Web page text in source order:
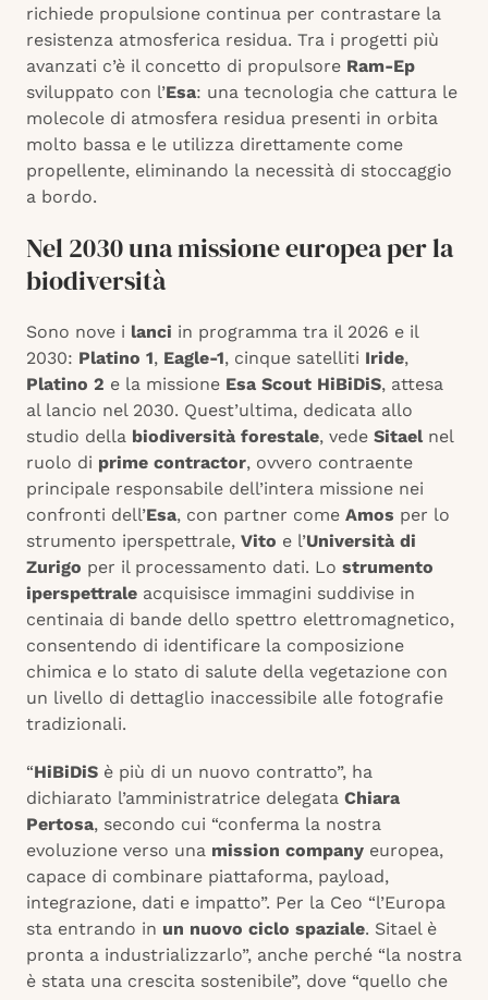
richiede propulsione continua per contrastare la
resistenza atmosferica residua. Tra i progetti più
avanzati c’è il concetto di propulsore Ram-Ep
sviluppato con l’Esa: una tecnologia che cattura le
molecole di atmosfera residua presenti in orbita
molto bassa e le utilizza direttamente come
propellente, eliminando la necessità di stoccaggio
a bordo.
Nel 2030 una missione europea per la
biodiversità
Sono nove i lanci in programma tra il 2026 e il
2030: Platino 1, Eagle-1, cinque satelliti Iride,
Platino 2 e la missione Esa Scout HiBiDiS, attesa
al lancio nel 2030. Quest’ultima, dedicata allo
studio della biodiversità forestale, vede Sitaelnel
ruolo di prime contractor, ovvero contraente
principale responsabile dell’intera missione nei
confronti dell’Esa, con partner come Amos per lo
strumento iperspettrale, Vito e l’Università di
Zurigo per il processamento dati. Lo strumento
iperspettrale acquisisce immagini suddivise in
centinaia di bande dello spettro elettromagnetico,
consentendo di identificare la composizione
chimica e lo stato di salute della vegetazione con
un livello di dettaglio inaccessibile alle fotografie
tradizionali.
“HiBiDiS è più di un nuovo contratto”, ha
dichiarato l’amministratrice delegata Chiara
Pertosa, secondo cui “conferma la nostra
evoluzione verso una mission company europea,
capace di combinare piattaforma, payload,
integrazione, dati e impatto”. Per la Ceo “l’Europa
sta entrando in un nuovo ciclo spaziale. Sitael è
pronta a industrializzarlo”, anche perché “la nostra
è stata una crescita sostenibile”, dove “quello che